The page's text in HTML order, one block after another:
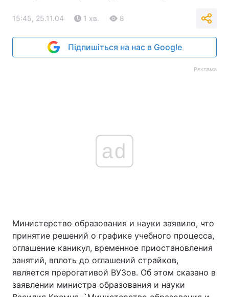
15:45, 25.11.04 1 хв. 8
Підпишіться на нас в Google
Реклама
ad
Министерство образования и науки заявило, что
принятие решений о графике учебного процесса,
оглашение каникул, временное приостановления
занятий, вплоть до оглашений страйков,
является прерогативой ВУЗов. Об этом сказано в
заявлении министра образования и науки